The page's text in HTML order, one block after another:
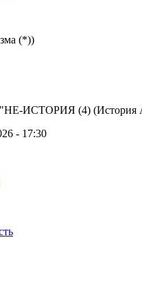
(*))
"НЕ-ИСТОРИЯ (4) (История
- 17:30